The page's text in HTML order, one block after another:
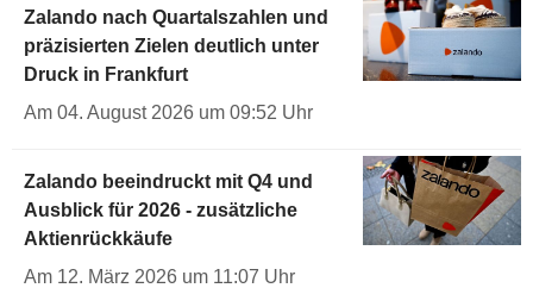
Zalando nach Quartalszahlen und
präzisierten Zielen deutlich unter
Druck in Frankfurt
Am 04. August 2026 um 09:52 Uhr
Zalando beeindruckt mit Q4 und
Ausblick für 2026 - zusätzliche
Aktienrückkäufe
Am 12. März 2026 um 11:07 Uhr